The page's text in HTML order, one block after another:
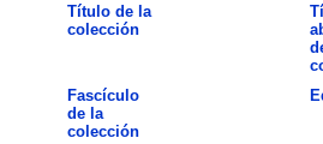
Título de la
colección
Fascículo
de la
colección